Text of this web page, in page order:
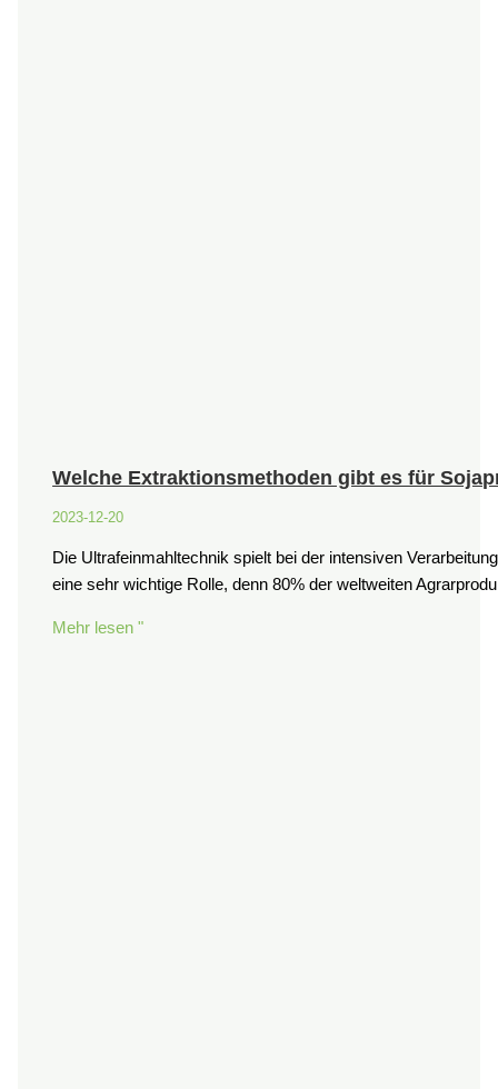
Welche Extraktionsmethoden gibt es für
2023-12-20
Die Ultrafeinmahltechnik spielt bei der intensiven
eine sehr wichtige Rolle, denn 80% der weltweiten
Mehr lesen "